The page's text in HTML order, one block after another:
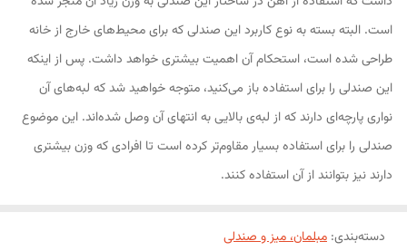
است. البته بسته به نوع کاربرد این صندلی که برای محیط‌های خارج از خانه
طراحی شده است، استحکام آن اهمیت بیشتری خواهد داشت. پس از اینکه
این صندلی را برای استفاده باز می‌کنید، متوجه خواهید شد که لبه‌های آن
نواری پارچه‌ای دارند که از لبه‌ی بالایی به انتهای آن وصل شده‌اند. این موضوع
صندلی را برای استفاده بسیار مقاوم‌تر کرده است تا افرادی که وزن بیشتری
دارند نیز بتوانند از آن استفاده کنند.
دسته‌بندی: مبلمان، میز و صندلی